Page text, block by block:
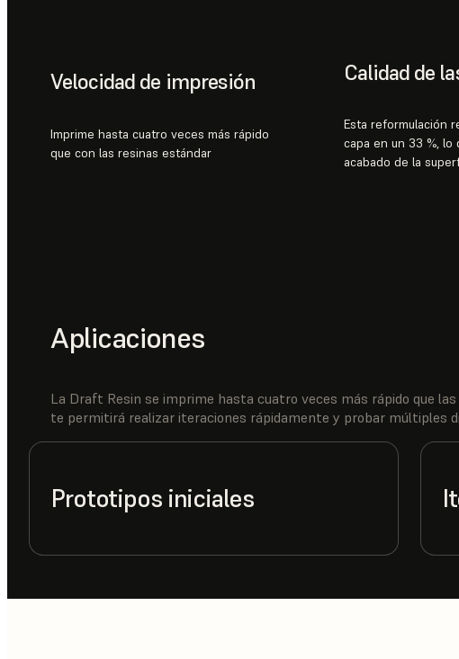
Velocidad de impresión
Imprime hasta cuatro veces más rápido
que con las resinas estándar
Calidad de
Esta reformulación
capa en un 33 %, lo
acabado de la
Aplicaciones
La Draft Resin se imprime hasta cuatro veces más rápido que
te permitirá realizar iteraciones rápidamente y probar múltiples
Prototipos iniciales